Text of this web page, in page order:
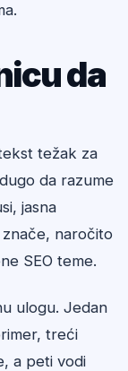
da
težak za
da razume
jasna
naročito
SEO teme.
ulogu. Jedan
treći
a peti vodi